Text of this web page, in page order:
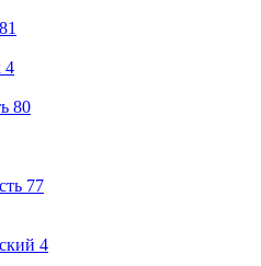
81
4
80
77
4